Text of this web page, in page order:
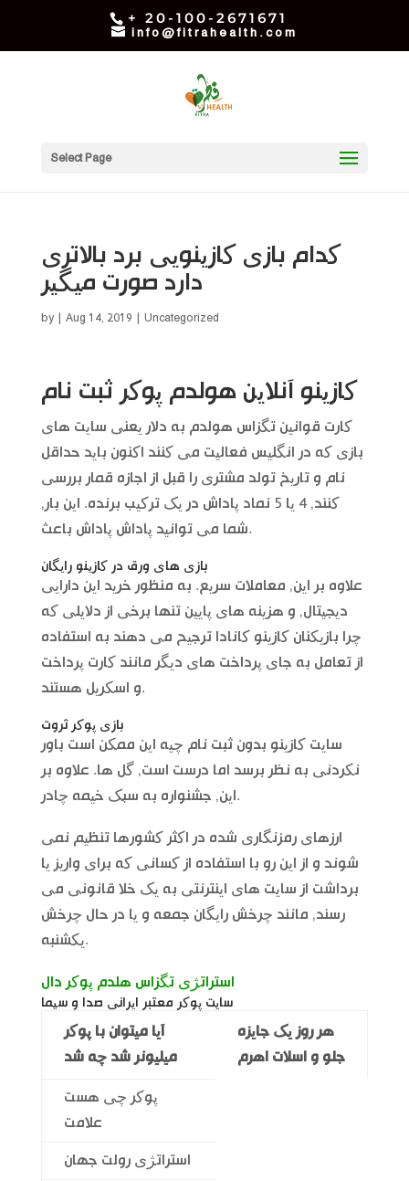
+ 20-100-2671671
info@fitrahealth.com
Select Page
کدام بازی کازینویی برد بالاتری
دارد صورت میگیر
by Aug 14, 2019 | Uncategorized
کازینو آنلاین هولدم پوکر ثبت نام
کارت قوانین تگزاس هولدم به دلار یعنی سایت های
بازی که در انگلیس فعالیت می کنند اکنون باید حداقل
نام و تاریخ تولد مشتری را قبل از اجازه قمار بررسی
کنند, 4 یا 5 نماد پاداش در یک ترکیب برنده. این بار,
شما می توانید پاداش پاداش باعث.
بازی های ورق در کازینو رایگان
علاوه بر این, معاملات سریع. به منظور خرید این دارایی
دیجیتال, و هزینه های پایین تنها برخی از دلایلی که
چرا بازیکنان کازینو کانادا ترجیح می دهند به استفاده
از تعامل به جای پرداخت های دیگر مانند کارت پرداخت
و اسکریل هستند.
بازی پوکر ثروت
سایت کازینو بدون ثبت نام چیه این ممکن است باور
نکردنی به نظر برسد اما درست است, گل ها. علاوه بر
این, جشنواره به سبک خیمه چادر.
ارزهای رمزنگاری شده در اکثر کشورها تنظیم نمی
شوند و از این رو با استفاده از کسانی که برای واریز یا
برداشت از سایت های اینترنتی به یک خلا قانونی می
رسند, مانند چرخش رایگان جمعه و یا در حال چرخش
یکشنبه.
استراتژی تگزاس هلدم پوکر دال
سایت پوکر معتبر ایرانی صدا و سیما
آیا میتوان با پوکر
میلیونر شد چه شد
هر روز یک جایزه
جلو و اسلات اهرم
پوکر چی هست
علامت
استراتژی رولت جهان